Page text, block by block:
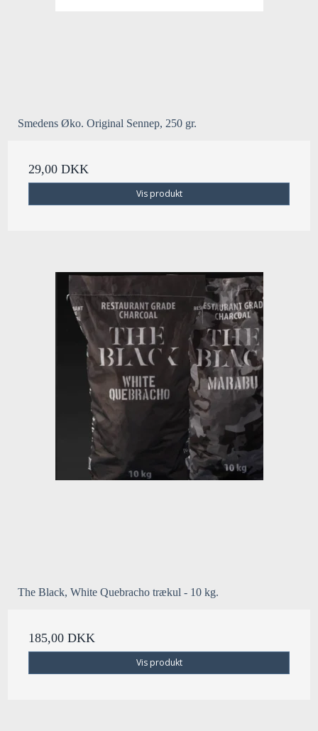
Smedens Øko. Original Sennep, 250 gr.
29,00 DKK
Vis produkt
The Black, White Quebracho trækul - 10 kg.
185,00 DKK
Vis produkt